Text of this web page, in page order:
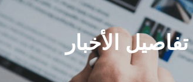
تفاصيل الأخبار